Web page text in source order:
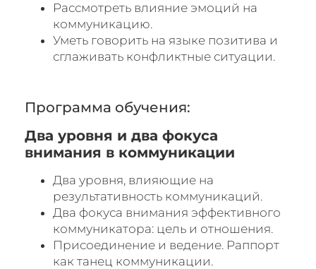
Рассмотреть влияние эмоций на
коммуникацию.
Уметь говорить на языке позитива и
сглаживать конфликтные ситуации.
Программа обучения:
Два уровня и два фокуса
внимания в коммуникации
Два уровня, влияющие на
результативность коммуникаций.
Два фокуса внимания эффективного
коммуникатора: цель и отношения.
Присоединение и ведение. Раппорт
как танец коммуникации.